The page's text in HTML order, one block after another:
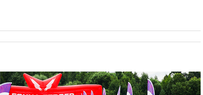
России
фигуристкам Валиевой и
Трусовой